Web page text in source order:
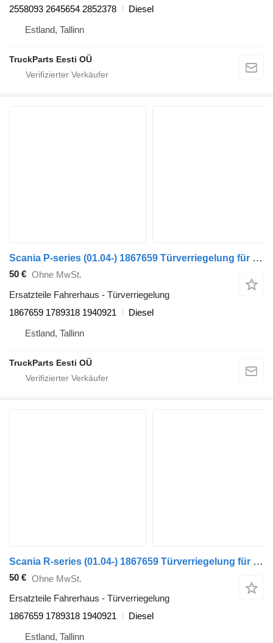
2558093 2645654 2852378
Diesel
Estland, Tallinn
TruckParts Eesti OÜ
Scania P-series (01.04-) 1867659 Türverriegelung für Scania P,G,R,T-series (2004-2017) Sattelzugmaschine
50 € Ohne MwSt.
Ersatzteile Fahrerhaus - Türverriegelung
1867659 1789318 1940921
Diesel
Estland, Tallinn
TruckParts Eesti OÜ
Scania R-series (01.04-) 1867659 Türverriegelung für Scania P,G,R,T-series (2004-2017) Sattelzugmaschine
50 € Ohne MwSt.
Ersatzteile Fahrerhaus - Türverriegelung
1867659 1789318 1940921
Diesel
Estland, Tallinn